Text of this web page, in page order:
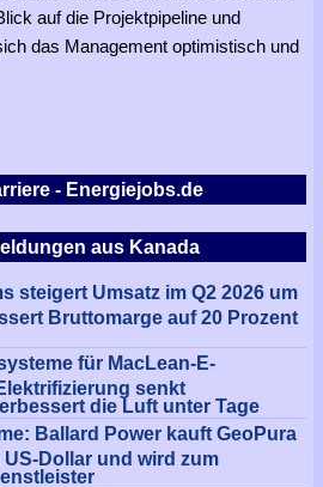
auf die Projektpipeline und
das Management optimistisch und
- Energiejobs.de
aus Kanada
steigert Umsatz im Q2 2026 um
Bruttomarge auf 20 Prozent
für MacLean-E-
senkt
die Luft unter Tage
Ballard Power kauft GeoPura
Dollar und wird zum